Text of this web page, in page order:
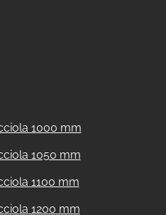
1000 mm
1050 mm
1100 mm
1200 mm